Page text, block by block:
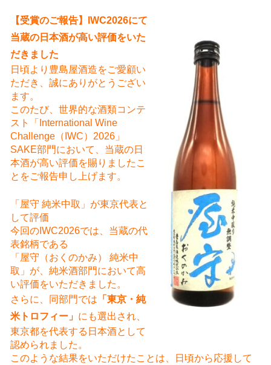
【受賞のご報告】IWC2026にて
当蔵の日本酒が高い評価をいた
だきました
日頃より豊島屋酒造をご愛顧い
ただき、誠にありがとうござい
ます。
このたび、世界的な酒類コンテ
スト「International Wine
Challenge（IWC）2026」
SAKE部門において、当蔵の日
本酒が高い評価を賜りましたこ
とをご報告申し上げます。
「屋守 純米中取」が東京代表と
して評価
今回のIWC2026では、当蔵の代
表銘柄である
「屋守（おくのかみ） 純米中
取」が、純米酒部門において高
い評価をいただきました。
さらに、同部門では 「東京・純
米トロフィー」 にも選出され、
東京都を代表する日本酒として
認められました。
このような結果をいただけたことは、日頃から応援して